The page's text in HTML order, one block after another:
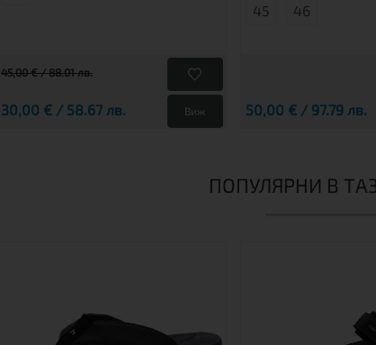
45,00 € / 88.01 лв.
30,00 € / 58.67 лв. Виж
45 46
50,00 € / 97.79 лв.
ПОПУЛЯРНИ В